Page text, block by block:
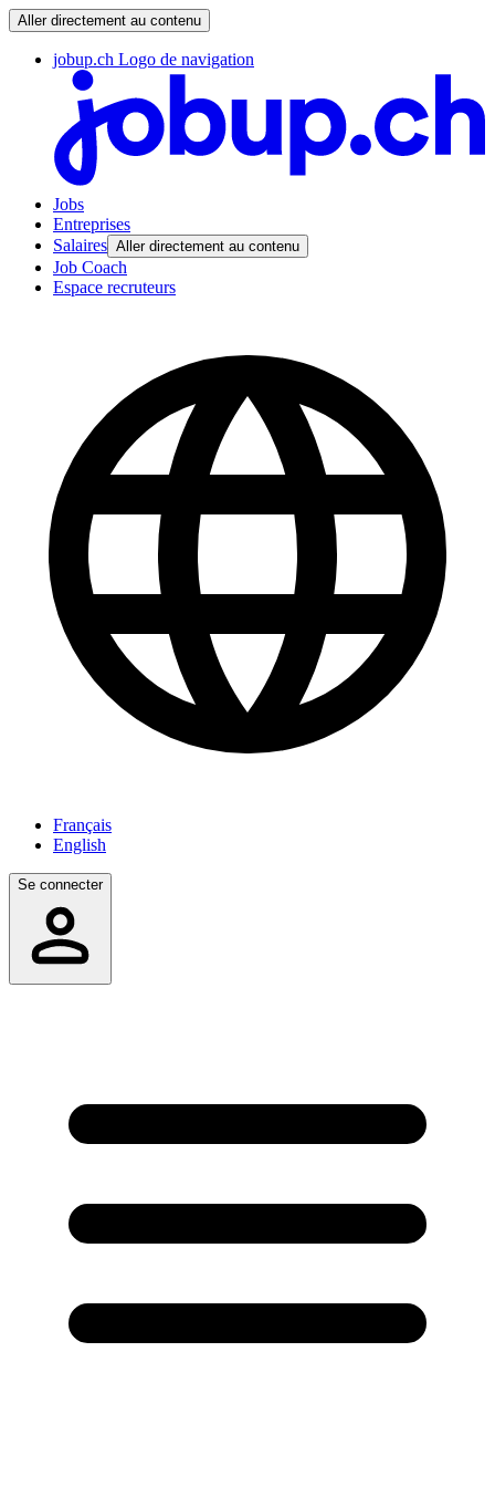
Aller directement au contenu
jobup.ch Logo de navigation
Jobs
Entreprises
Salaires Aller directement au contenu
Job Coach
Espace recruteurs
Français
English
Se connecter